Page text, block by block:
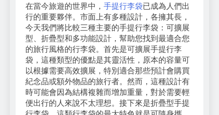
在當今旅遊的世界中， 手提行李袋已成為人們出
行的重要夥伴。市面上有多種設計，各擁其長，
今天我們將比較三種主要的手提行李袋：可擴展
型、折疊型和多功能設計，幫助您找到最適合您
的旅行風格的行李袋。首先是可擴展手提行李
袋，這種類型的優點是其靈活性，原本的容量可
以根據需要高效擴展，特別適合那些預計會購買
紀念品或額外物品的旅行者。然而，這種設計有
時可能會因為結構複雜而增加重量，對於需要輕
便出行的人來說不太理想。接下來是折疊型手提